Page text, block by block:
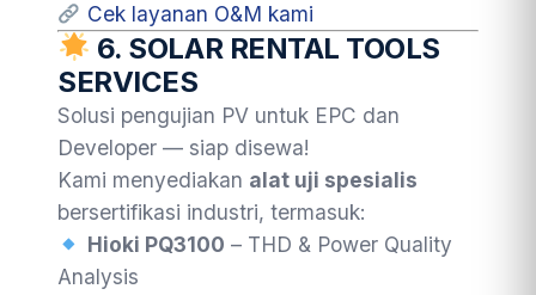
Cek layanan O&M kami
6. SOLAR RENTAL TOOLS
SERVICES
Solusi pengujian PV untuk EPC dan
Developer — siap disewa!
Kami menyediakan alat uji spesialis
bersertifikasi industri, termasuk:
Hioki PQ3100 – THD & Power Quality
Analysis